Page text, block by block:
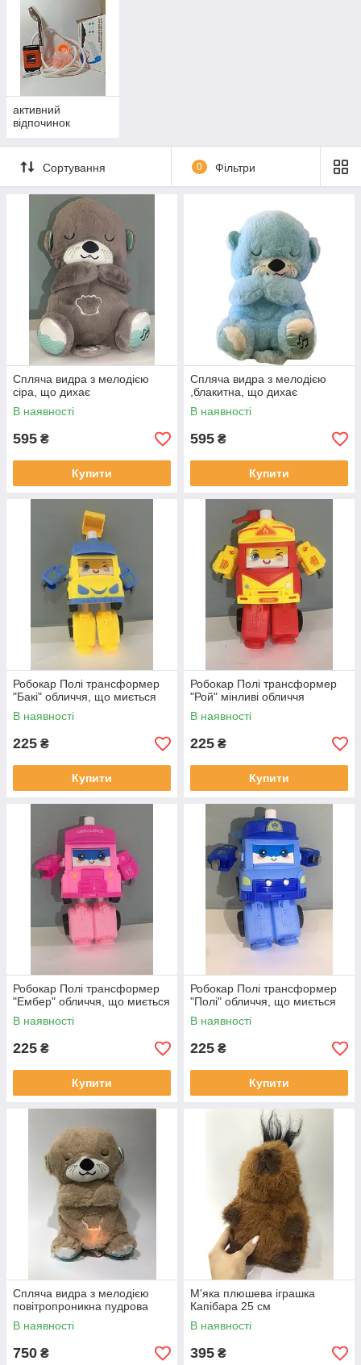
активний
відпочинок
Сортування 0 Фільтри
Спляча видра з мелодією
сіра, що дихає
В наявності
595 ₴
Купити
Спляча видра з мелодією
,блакитна, що дихає
В наявності
595 ₴
Купити
Робокар Полі трансформер
"Бакі" обличчя, що миється
В наявності
225 ₴
Купити
Робокар Полі трансформер
"Рой" мінливі обличчя
В наявності
225 ₴
Купити
Робокар Полі трансформер
"Ембер" обличчя, що миється
В наявності
225 ₴
Купити
Робокар Полі трансформер
"Полі" обличчя, що миється
В наявності
225 ₴
Купити
Спляча видра з мелодією
повітропроникна пудрова
В наявності
750 ₴
М'яка плюшева іграшка
Капібара 25 см
В наявності
395 ₴